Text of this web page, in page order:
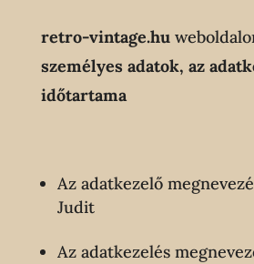
retro-vintage.hu
személyes adatok, az
időtartama
Az adatkezelő
Judit
Az adatkezelés